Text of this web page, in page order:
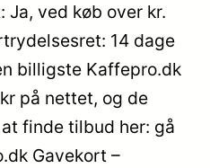
Ja, ved køb over kr.
14 dage
billigste Kaffepro.dk
på nettet, og de
finde tilbud her: gå
Gavekort –